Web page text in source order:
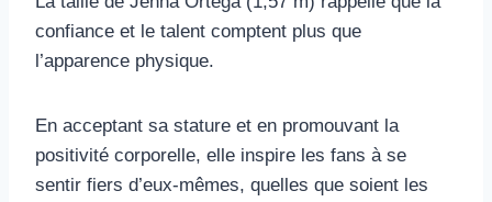
confiance et le talent comptent plus que
l’apparence physique.
En acceptant sa stature et en promouvant la
positivité corporelle, elle inspire les fans à se
sentir fiers d’eux-mêmes, quelles que soient les